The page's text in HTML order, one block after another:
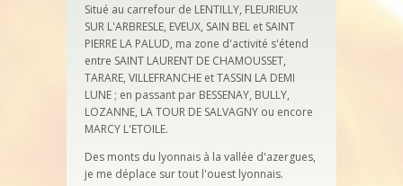
Situé au carrefour de LENTILLY, FLEURIEUX
SUR L'ARBRESLE, EVEUX, SAIN BEL et SAINT
PIERRE LA PALUD, ma zone d'activité s'étend
entre SAINT LAURENT DE CHAMOUSSET,
TARARE, VILLEFRANCHE et TASSIN LA DEMI
LUNE ; en passant par BESSENAY, BULLY,
LOZANNE, LA TOUR DE SALVAGNY ou encore
MARCY L'ETOILE.
Des monts du lyonnais à la vallée d'azergues,
je me déplace sur tout l'ouest lyonnais.